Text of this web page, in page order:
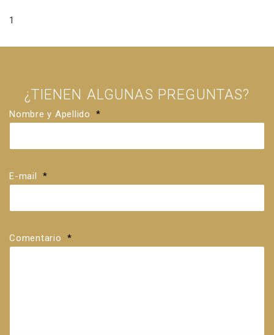
1
¿TIENEN ALGUNAS PREGUNTAS?
Nombre y Apellido *
E-mail *
Comentario *